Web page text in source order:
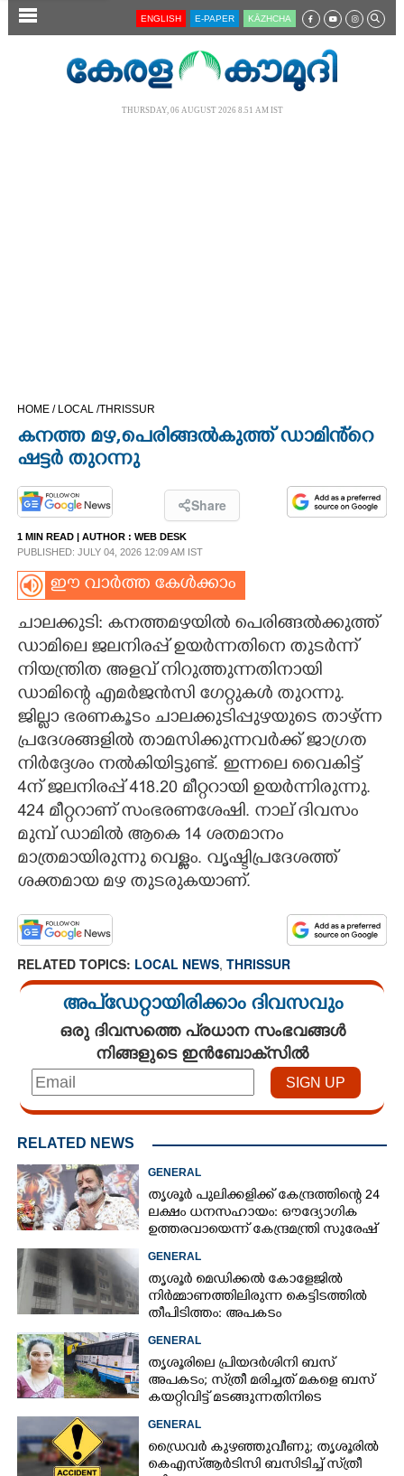
SECTIONS
OPINION
LIFESTYLE
SPIRITUAL
INFO+
ART
ASTRO
CARTOONS
ZOOM
CONTACT US
ENGLISH E-PAPER KĀZHCHA
THURSDAY, 06 AUGUST 2026 8.51 AM IST
HOME / LOCAL /THRISSUR
കനത്ത മഴ,പെരിങ്ങൽകുത്ത് ഡാമിൻ്റെ
ഷട്ടർ തുറന്നു
Share
1 MIN READ | AUTHOR : WEB DESK
PUBLISHED: JULY 04, 2026 12:09 AM IST
ഈ വാർത്ത കേൾക്കാം
ചാലക്കുടി: കനത്തമഴയിൽ പെരിങ്ങല്‍ക്കുത്ത്
ഡാമിലെ ജലനിരപ്പ് ഉയർന്നതിനെ തുടർന്ന്
നിയന്ത്രിത അളവ് നിറുത്തുന്നതിനായി
ഡാമിന്റെ എമർജൻസി ഗേറ്റുകൾ തുറന്നു.
ജില്ലാ ഭരണകൂടം ചാലക്കുടിപ്പുഴയുടെ താഴ്ന്ന
പ്രദേശങ്ങളിൽ താമസിക്കുന്നവർക്ക് ജാഗ്രത
നിർദ്ദേശം നൽകിയിട്ടുണ്ട്. ഇന്നലെ വൈകിട്ട്
4ന് ജലനിരപ്പ് 418.20 മീറ്ററായി ഉയര്‍ന്നിരുന്നു.
424 മീറ്ററാണ് സംഭരണശേഷി. നാല് ദിവസം
മുമ്പ് ഡാമിൽ ആകെ 14 ശതമാനം
മാത്രമായിരുന്നു വെള്ളം. വൃഷ്ടിപ്രദേശത്ത്
ശക്തമായ മഴ തുടരുകയാണ്.
RELATED TOPICS: LOCAL NEWS, THRISSUR
അപ്ഡേറ്റായിരിക്കാം ദിവസവും
ഒരു ദിവസത്തെ പ്രധാന സംഭവങ്ങൾ
നിങ്ങളുടെ ഇൻബോക്സിൽ
RELATED NEWS
GENERAL
തൃശൂർ പുലിക്കളിക്ക് കേന്ദ്രത്തിന്റെ 24
ലക്ഷം ധനസഹായം: ഔദ്യോഗിക
ഉത്തരവായെന്ന് കേന്ദ്രമന്ത്രി സുരേഷ്
ഗോപി
GENERAL
തൃശൂർ മെഡിക്കൽ കോളേജിൽ
നിർമ്മാണത്തിലിരുന്ന കെട്ടിടത്തിൽ
തീപിടിത്തം: അപകടം
മൂന്നാംനിലയിൽ
GENERAL
തൃശൂരിലെ പ്രിയദർശിനി ബസ്
അപകടം; സ്‌ത്രീ മരിച്ചത് മകളെ ബസ്
കയറ്റിവിട്ട് മടങ്ങുന്നതിനിടെ
GENERAL
ഡ്രൈവർ കുഴഞ്ഞുവീണു; തൃശൂരിൽ
കെഎസ്‌ആർടിസി ബസിടിച്ച് സ്‌ത്രീ